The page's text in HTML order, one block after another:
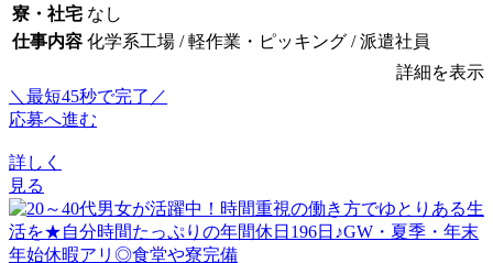
寮・社宅 なし
仕事内容 化学系工場 / 軽作業・ピッキング / 派遣社員
詳細を表示
＼最短45秒で完了／
応募へ進む
詳しく
見る